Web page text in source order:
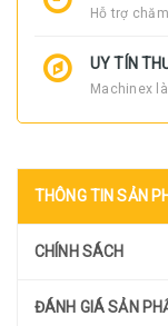
Hỗ trợ
UY TÍN
Machinex
THÔNG TIN SẢN
CHÍNH SÁCH
ĐÁNH GIÁ SẢN